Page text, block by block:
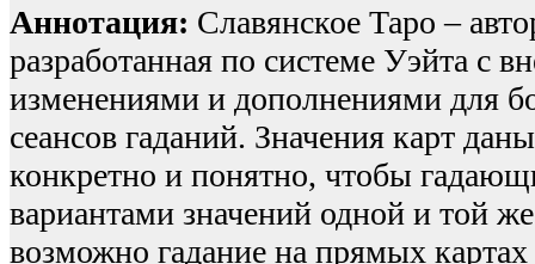
Аннотация: Славянское Таро –
разработанная по системе Уэйта с
изменениями и дополнениями для
сеансов гаданий. Значения карт
конкретно и понятно, чтобы
вариантами значений одной и той
возможно гадание на прямых